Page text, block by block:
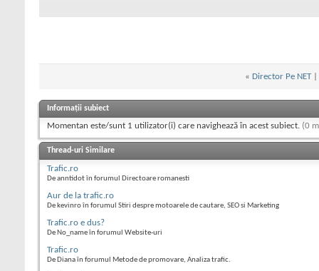
« Director Pe NET|
Informații subiect
Momentan este/sunt 1 utilizator(i) care navighează în acest subiect. (0
Thread-uri Similare
Trafic.ro
De anntidot în forumul Directoare romanesti
Aur de la trafic.ro
De kevinro în forumul Stiri despre motoarele de cautare, SEO si Marketing
Trafic.ro e dus?
De No_name în forumul Website-uri
Trafic.ro
De Diana în forumul Metode de promovare, Analiza trafic.